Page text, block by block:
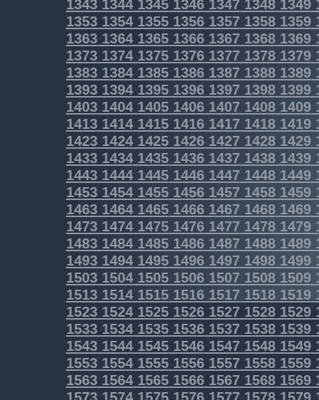
1343134413451346134713481349
1353135413551356135713581359
1363136413651366136713681369
1373137413751376137713781379
1383138413851386138713881389
1393139413951396139713981399
14031404140514061407 14081409
14131414141514161417 14181419
1423142414251426142714281429
14331434143514361437 14381439
14431444144514461447 14481449
14531454145514561457 14581459
14631464146514661467 14681469
14731474147514761477 14781479
14831484148514861487 14881489
14931494149514961497 14981499
15031504150515061507 15081509
15131514151515161517 15181519
1523152415251526152715281529
1533153415351536153715381539
1543154415451546154715481549
1553155415551556155715581559
1563156415651566156715681569